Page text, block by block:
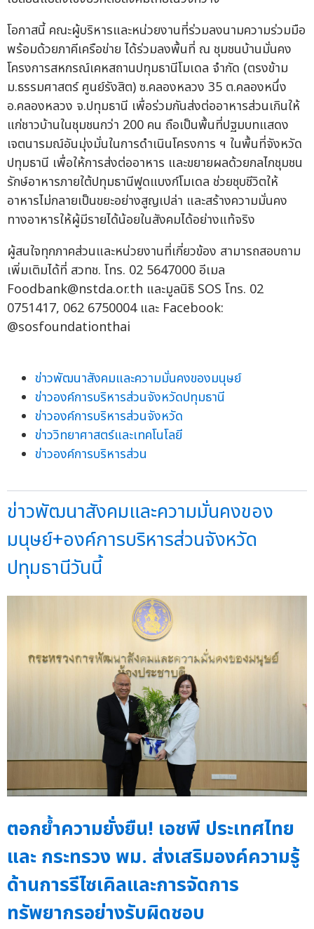
โอกาสนี้ คณะผู้บริหารและหน่วยงานที่ร่วมลงนามความร่วมมือ
พร้อมด้วยภาคีเครือข่าย ได้ร่วมลงพื้นที่ ณ ชุมชนบ้านมั่นคง
โครงการสหกรณ์เคหสถานปทุมธานีโมเดล จำกัด (ตรงข้าม
ม.ธรรมศาสตร์ ศูนย์รังสิต) ซ.คลองหลวง 35 ต.คลองหนึ่ง
อ.คลองหลวง จ.ปทุมธานี เพื่อร่วมกันส่งต่ออาหารส่วนเกินให้
แก่ชาวบ้านในชุมชนกว่า 200 คน ถือเป็นพื้นที่ปฐมบทแสดง
เจตนารมณ์อันมุ่งมั่นในการดำเนินโครงการ ฯ ในพื้นที่จังหวัด
ปทุมธานี เพื่อให้การส่งต่ออาหาร และขยายผลด้วยกลไกชุมชน
รักษ์อาหารภายใต้ปทุมธานีฟูดแบงก์โมเดล ช่วยชุบชีวิตให้
อาหารไม่กลายเป็นขยะอย่างสูญเปล่า และสร้างความมั่นคง
ทางอาหารให้ผู้มีรายได้น้อยในสังคมได้อย่างแท้จริง
ผู้สนใจทุกภาคส่วนและหน่วยงานที่เกี่ยวข้อง สามารถสอบถาม
เพิ่มเติมได้ที่ สวทช. โทร. 02 5647000 อีเมล
Foodbank@nstda.or.th และมูลนิธิ SOS โทร. 02
0751417, 062 6750004 และ Facebook:
@sosfoundationthai
ข่าวพัฒนาสังคมและความมั่นคงของมนุษย์
ข่าวองค์การบริหารส่วนจังหวัดปทุมธานี
ข่าวองค์การบริหารส่วนจังหวัด
ข่าววิทยาศาสตร์และเทคโนโลยี
ข่าวองค์การบริหารส่วน
ข่าวพัฒนาสังคมและความมั่นคงของ
มนุษย์+องค์การบริหารส่วนจังหวัด
ปทุมธานีวันนี้
ตอกย้ำความยั่งยืน! เอชพี ประเทศไทย
และ กระทรวง พม. ส่งเสริมองค์ความรู้
ด้านการรีไซเคิลและการจัดการ
ทรัพยากรอย่างรับผิดชอบ